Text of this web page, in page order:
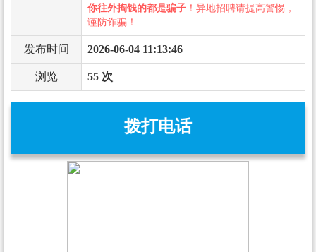
你往外掏钱的都是骗子 ！异地招聘请提高警惕，
谨防诈骗！
发布时间 2026-06-04 11:13:46
浏览 55 次
拨打电话